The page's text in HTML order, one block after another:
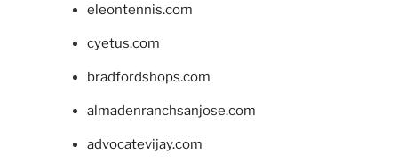
eleontennis.com
cyetus.com
bradfordshops.com
almadenranchsanjose.com
advocatevijay.com